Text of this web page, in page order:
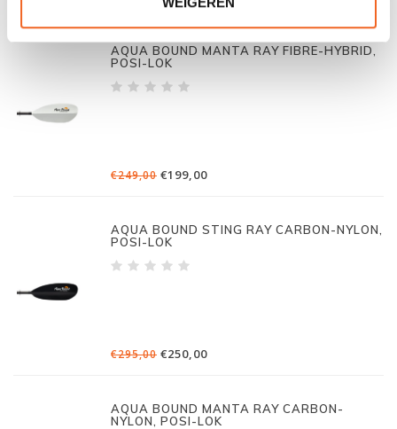
AQUA BOUND MANTA RAY FIBRE-HYBRID,
POSI-LOK
€249,00 €199,00
AQUA BOUND STING RAY CARBON-NYLON,
POSI-LOK
€295,00 €250,00
AQUA BOUND MANTA RAY CARBON-
NYLON, POSI-LOK